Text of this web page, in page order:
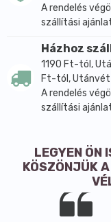
A rendelés
szállítási
Házhoz
1190 Ft-tól,
Ft-tól, Utánvét
A rendelés
szállítási
LEGYEN ÖN
KÖSZÖNJÜK